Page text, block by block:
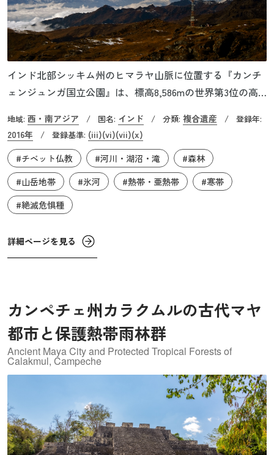
インド北部シッキム州のヒマラヤ山脈に位置する『カンチ
ェンジュンガ国立公園』は、標高8,586mの世界第3位の高
は最大でおよそ7.3km（標高1,220m〜8,586m）もあり、ヒ
マラヤ山脈の中でも非常に急峻な地形が特徴です。この高
度差によって気候や降水量の違いが生じ、亜熱帯から高山
地帯まで多彩な生態系を有しています。園内には非常に多
様な動植物が生息しており、固有種や希少種の多さも評価
されています。また、多数の湖や氷河が点在しており、そ
地域: 西・南アジア / 国名: インド / 分類: 複合遺産 / 登録年:
2016年 / 登録基準: (iii)(vi)(vii)(x)
#チベット仏教
#河川・湖沼・滝
#森林
#山岳地帯
#氷河 #熱帯・亜熱帯
#寒帯
#絶滅危惧種
詳細ページを見る
カンペチェ州カラクムルの古代マヤ
都市と保護熱帯雨林群
Ancient Maya City and Protected Tropical Forests of
Calakmul, Campeche